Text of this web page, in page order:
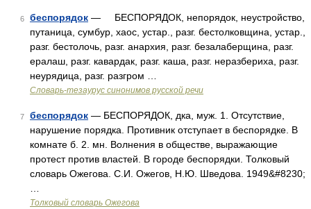
6 беспорядок — БЕСПОРЯДОК, непорядок, неустройство,
путаница, сумбур, хаос, устар., разг. бестолковщина, устар.,
разг. бестолочь, разг. анархия, разг. безалаберщина, разг.
ералаш, разг. кавардак, разг. каша, разг. неразбериха, разг.
неурядица, разг. разгром …
Словарь-тезаурус синонимов русской речи
7 беспорядок — БЕСПОРЯДОК, дка, муж. 1. Отсутствие,
нарушение порядка. Противник отступает в беспорядке. В
комнате б. 2. мн. Волнения в обществе, выражающие
протест против властей. В городе беспорядки. Толковый
словарь Ожегова. С.И. Ожегов, Н.Ю. Шведова. 1949&#8230;
Толковый словарь Ожегова